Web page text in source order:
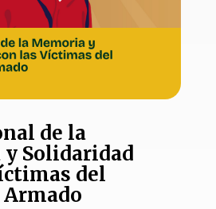
de la
Solidaridad
del